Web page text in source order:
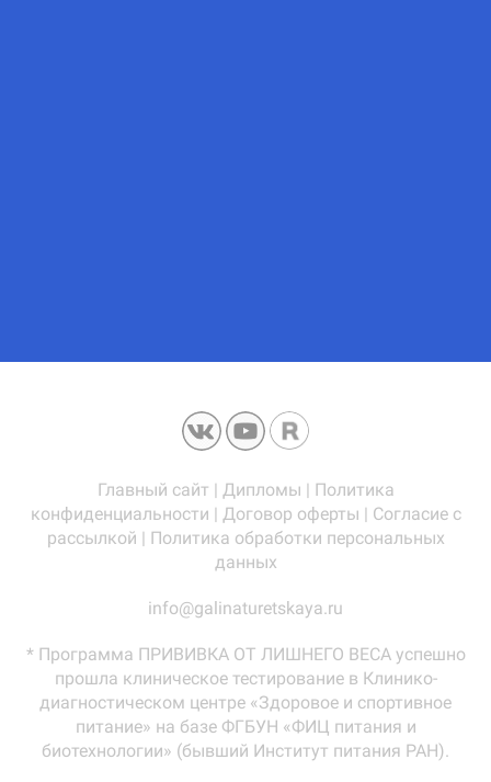
Главный сайт | Дипломы | Политика
конфиденциальности | Договор оферты | Согласие с
рассылкой | Политика обработки персональных
данных
info@galinaturetskaya.ru
* Программа ПРИВИВКА ОТ ЛИШНЕГО ВЕСА успешно
прошла клиническое тестирование в Клинико-
диагностическом центре «Здоровое и спортивное
питание» на базе ФГБУН «ФИЦ питания и
биотехнологии» (бывший Институт питания РАН).